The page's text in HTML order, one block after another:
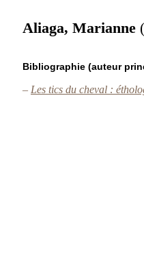
Aliaga, Marianne
Bibliographie (auteur
– Les tics du cheval :